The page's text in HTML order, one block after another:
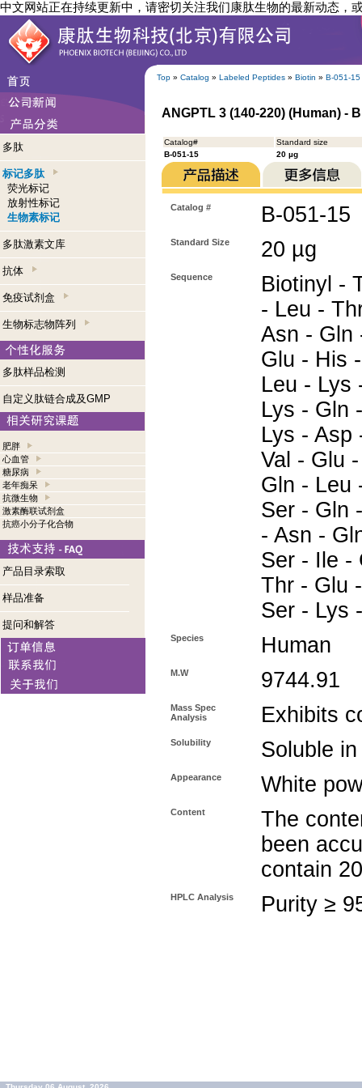
中文网站正在持续更新中，请密切关注我们康肽生物的最新动态，
Top » Catalog » Labeled Peptides » Biotin » B-051-15
多肽
标记多肽
荧光标记
放射性标记
生物素标记
多肽激素文库
抗体
免疫试剂盒
生物标志物阵列
多肽样品检测
自定义肽链合成及GMP
肥胖
心血管
糖尿病
老年痴呆
抗微生物
激素酶联试剂盒
抗癌小分子化合物
产品目录索取
样品准备
提问和解答
ANGPTL 3 (140-220) (Human) -
Catalog#
Standard size
B-051-15
20 µg
Catalog # B-051-15
Standard Size 20 µg
Sequence
Biotinyl -
- Leu -
Asn - Gln
Glu - His
Leu - Lys
Lys - Gln
Lys - Asp
Val - Glu
Gln - Leu
Ser - Gln
- Asn -
Ser - Ile -
Thr - Glu
Ser -
Species Human
M.W 9744.91
Mass Spec
Analysis
Exhibits
Solubility Soluble
Appearance White
Content
The
been
contain
HPLC Analysis Purity ≥